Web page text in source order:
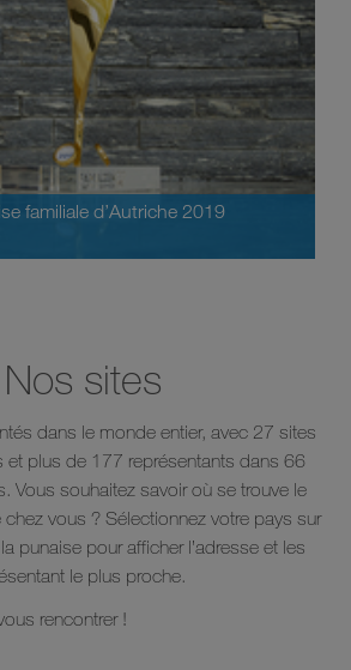
familiale d’Autriche 2019
Nos sites
dans le monde entier, avec 27 sites
et plus de 177 représentants dans 66
Vous souhaitez savoir où se trouve le
vous ? Sélectionnez votre pays sur
punaise pour afficher l’adresse et les
le plus proche.
rencontrer !